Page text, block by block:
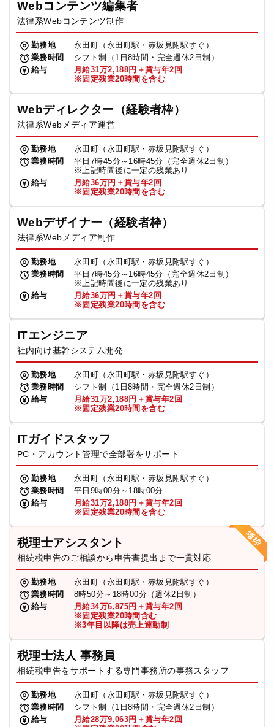
Webコンテンツ編集者
法律系Webコンテンツ制作
勤務地
永田町（永田町駅・赤坂見附駅すぐ）
業務時間
シフト制（1日8時間・完全週休2日制）
給与
月給31万2,188円＋賞与年2回
※固定残業20時間を含む
Webディレクター（経験者枠）
法律系Webメディア運営
勤務地
永田町（永田町駅・赤坂見附駅すぐ）
業務時間
平日7時45分～16時45分（完全週休2日制）
※上記時間後に一定の残業あり
給与
月給36万円＋賞与年2回
※固定残業20時間を含む
Webデザイナー（経験者枠）
法律系Webメディア制作
勤務地
永田町（永田町駅・赤坂見附駅すぐ）
業務時間
平日7時45分～16時45分（完全週休2日制）
※上記時間後に一定の残業あり
給与
月給36万円＋賞与年2回
※固定残業20時間を含む
ITエンジニア
社内向け基幹システム開発
勤務地
永田町（永田町駅・赤坂見附駅すぐ）
業務時間
シフト制（1日8時間・完全週休2日制）
給与
月給31万2,188円＋賞与年2回
※固定残業20時間を含む
ITガイドスタッフ
PC・アカウント管理で全部署をサポート
勤務地
永田町（永田町駅・赤坂見附駅すぐ）
業務時間
平日9時00分～18時00分
給与
月給31万2,188円＋賞与年2回
※固定残業20時間を含む
税理士アシスタント
相続税申告のご相談から申告書提出まで一貫対応
勤務地
永田町（永田町駅・赤坂見附駅すぐ）
業務時間
8時50分～18時00分（週休2日制）
給与
月給34万6,875円＋賞与年2回
※固定残業20時間含む
※3年目以降は売上連動制
税理士法人 事務員
相続税申告をサポートする専門事務所の事務スタッフ
勤務地
永田町（永田町駅・赤坂見附駅すぐ）
業務時間
シフト制（1日8時間・完全週休2日制）
給与
月給28万9,063円＋賞与年2回